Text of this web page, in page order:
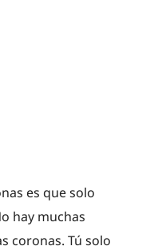
es que solo
hay muchas
coronas. Tú solo